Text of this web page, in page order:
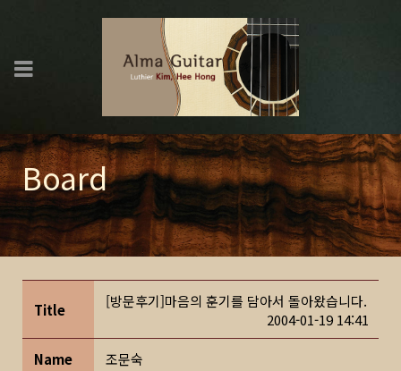
Board
Title
[방문후기]마음의 훈기를 담아서 돌아왔습니다.
2004-01-19 14:41
Name 조문숙